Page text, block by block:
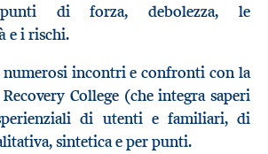
di forza, debolezza, le
e i rischi.
numerosi incontri e confronti con la
College (che integra saperi
di utenti e familiari, di
sintetica e per punti.